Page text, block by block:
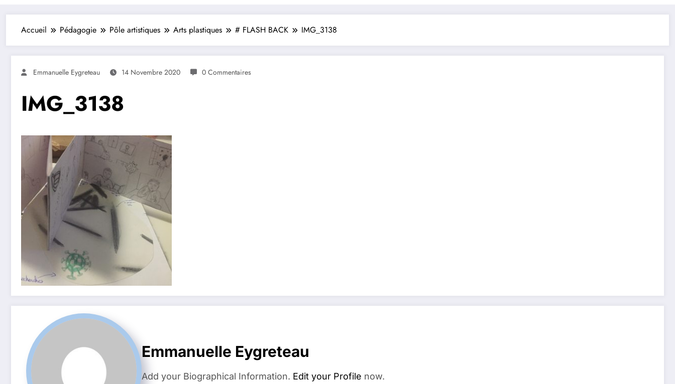
Accueil Pédagogie Pôle artistiques Arts plastiques # FLASH BACK IMG_3138
Emmanuelle Eygreteau 14 Novembre 2020 0 Commentaires
IMG_3138
Emmanuelle Eygreteau
Add your Biographical Information. Edit your Profile now.